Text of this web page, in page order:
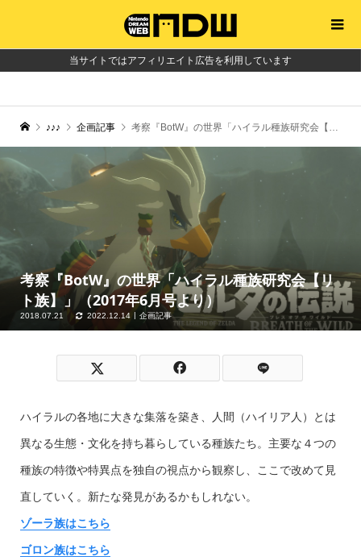
当サイトではアフィリエイト広告を利用しています
♪♪♪ 企画記事 考察『BotW』の世界「ハイラル種族研究会【リト族】」（2017年6月号より）
考察『BotW』の世界「ハイラル種族研究会【リ
ト族】」（2017年6月号より）
2018.07.21 2022.12.14 企画記事
ハイラルの各地に大きな集落を築き、人間（ハイリア人）とは
異なる生態・文化を持ち暮らしている種族たち。主要な４つの
種族の特徴や特異点を独自の視点から観察し、ここで改めて見
直していく。新たな発見があるかもしれない。
ゾーラ族はこちら
ゴロン族はこちら